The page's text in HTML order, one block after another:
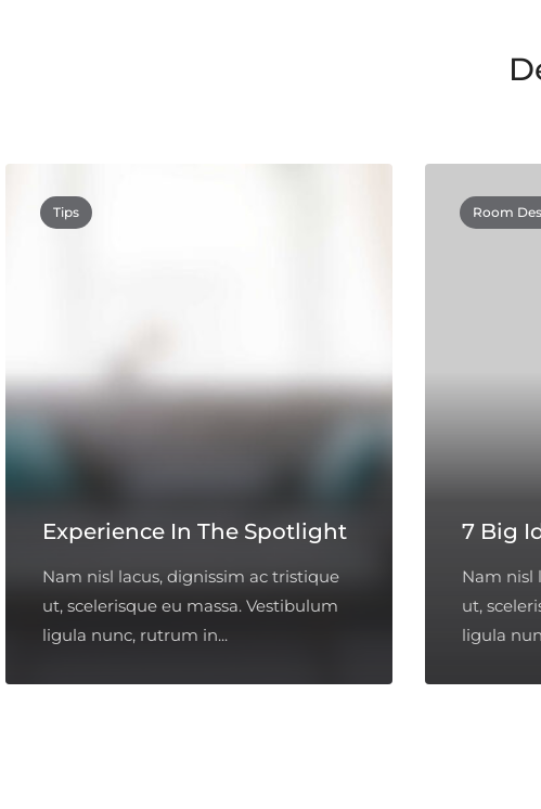
Tips
Experience In The Spotlight
Nam nisl lacus, dignissim ac tristique
ut, scelerisque eu massa. Vestibulum
ligula nunc, rutrum in...
Room
7 Big
Nam nisl
ut,
ligula